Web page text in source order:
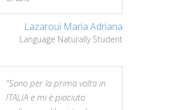
Lazaroui Maria Adriana
Language Naturally Student
"Sono per la prima volta in
ITALIA e mi è piaciuto